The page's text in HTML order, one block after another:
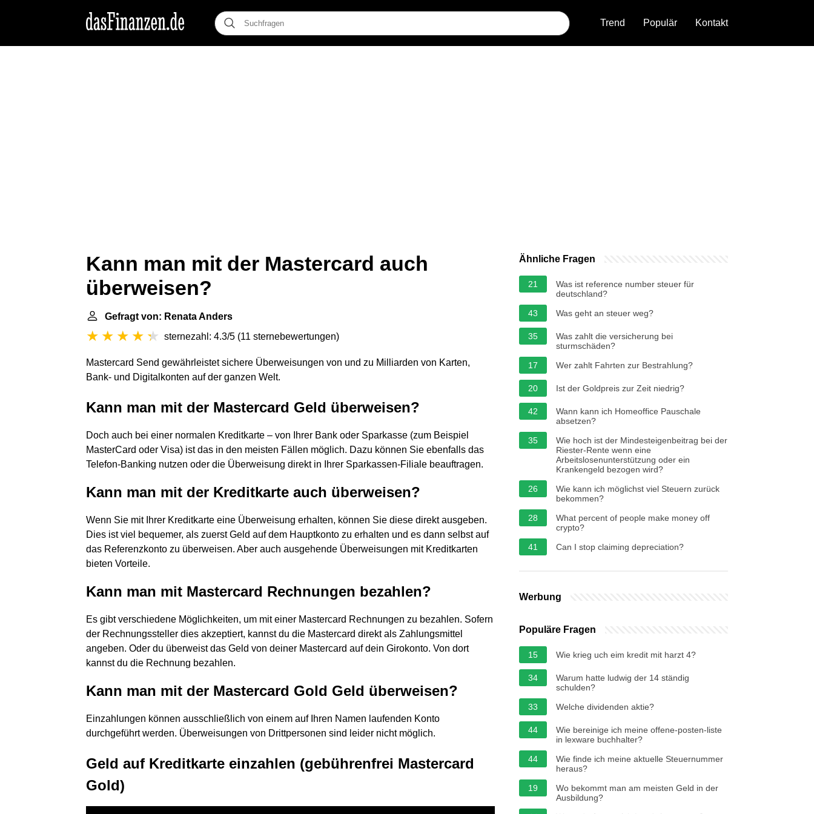
Trend Populär Kontakt
Kann man mit der Mastercard auch
überweisen?
Gefragt von: Renata Anders
sternezahl: 4.3/5 (11 sternebewertungen)
Mastercard Send gewährleistet sichere Überweisungen von und zu Milliarden von Karten,
Bank- und Digitalkonten auf der ganzen Welt.
Kann man mit der Mastercard Geld überweisen?
Doch auch bei einer normalen Kreditkarte – von Ihrer Bank oder Sparkasse (zum Beispiel
MasterCard oder Visa) ist das in den meisten Fällen möglich. Dazu können Sie ebenfalls das
Telefon-Banking nutzen oder die Überweisung direkt in Ihrer Sparkassen-Filiale beauftragen.
Kann man mit der Kreditkarte auch überweisen?
Wenn Sie mit Ihrer Kreditkarte eine Überweisung erhalten, können Sie diese direkt ausgeben.
Dies ist viel bequemer, als zuerst Geld auf dem Hauptkonto zu erhalten und es dann selbst auf
das Referenzkonto zu überweisen. Aber auch ausgehende Überweisungen mit Kreditkarten
bieten Vorteile.
Kann man mit Mastercard Rechnungen bezahlen?
Es gibt verschiedene Möglichkeiten, um mit einer Mastercard Rechnungen zu bezahlen. Sofern
der Rechnungssteller dies akzeptiert, kannst du die Mastercard direkt als Zahlungsmittel
angeben. Oder du überweist das Geld von deiner Mastercard auf dein Girokonto. Von dort
kannst du die Rechnung bezahlen.
Kann man mit der Mastercard Gold Geld überweisen?
Einzahlungen können ausschließlich von einem auf Ihren Namen laufenden Konto
durchgeführt werden. Überweisungen von Drittpersonen sind leider nicht möglich.
Geld auf Kreditkarte einzahlen (gebührenfrei Mastercard
Gold)
Ähnliche Fragen
21
Was ist reference number steuer für
deutschland?
43
Was geht an steuer weg?
35
Was zahlt die versicherung bei
sturmschäden?
17
Wer zahlt Fahrten zur Bestrahlung?
20 Ist der Goldpreis zur Zeit niedrig?
42
Wann kann ich Homeoffice Pauschale
absetzen?
35
Wie hoch ist der Mindesteigenbeitrag bei der
Riester-Rente wenn eine
Arbeitslosenunterstützung oder ein
Krankengeld bezogen wird?
26
Wie kann ich möglichst viel Steuern zurück
bekommen?
28
What percent of people make money off
crypto?
41
Can I stop claiming depreciation?
Werbung
Populäre Fragen
15 Wie krieg uch eim kredit mit harzt 4?
34
Warum hatte ludwig der 14 ständig
schulden?
33
Welche dividenden aktie?
44
Wie bereinige ich meine offene-posten-liste
in lexware buchhalter?
44
Wie finde ich meine aktuelle Steuernummer
heraus?
19
Wo bekommt man am meisten Geld in der
Ausbildung?